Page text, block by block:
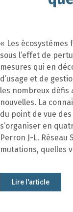
« Les
sous l’effet de
mesures qui en
d’usage et de
les nombreux défis
nouvelles. La
du point de vue
s’organiser en
Perron J-L. Réseau
mutations, quelles
Lire l'article